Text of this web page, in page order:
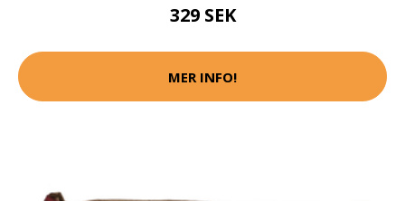
329 SEK
MER INFO!